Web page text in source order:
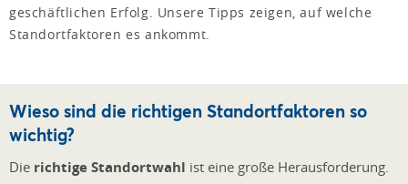
geschäftlichen Erfolg. Unsere Tipps zeigen, auf welche
Standortfaktoren es ankommt.
Wieso sind die richtigen Standortfaktoren so
wichtig?
Die richtige Standortwahl ist eine große Herausforderung.